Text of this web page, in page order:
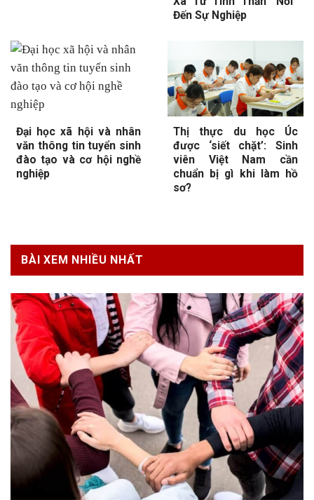
Đến Sự Nghiệp
Đại học xã hội và nhân
văn thông tin tuyển sinh
đào tạo và cơ hội nghề
nghiệp
Thị thực du học Úc
được ‘siết chặt’: Sinh
viên Việt Nam cần
chuẩn bị gì khi làm hồ
sơ?
BÀI XEM NHIỀU NHẤT